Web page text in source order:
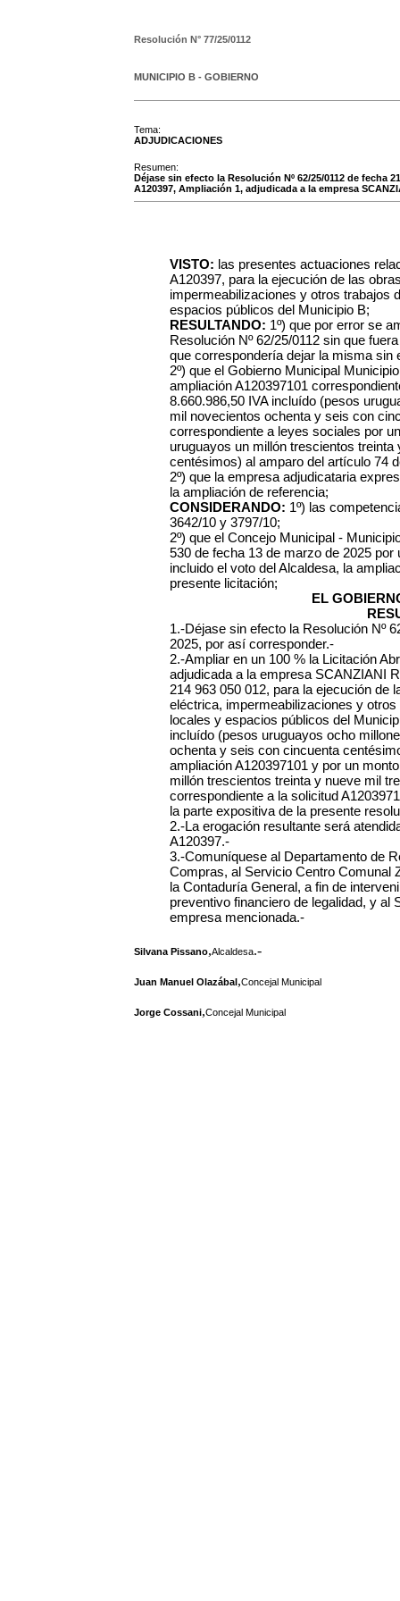
Resolución N° 77/25/0112
MUNICIPIO B - GOBIERNO
Tema:
ADJUDICACIONES
Resumen:
Déjase sin efecto la Resolución Nº 62/25/0112 de fecha
A120397, Ampliación 1, adjudicada a la empresa
VISTO: las presentes actuaciones
A120397, para la ejecución de las
impermeabilizaciones y otros trabajos
espacios públicos del Municipio B;
RESULTANDO: 1º) que por error se
Resolución Nº 62/25/0112 sin que
que correspondería dejar la misma sin
2º) que el Gobierno Municipal
ampliación A120397101
8.660.986,50 IVA incluído (pesos
mil novecientos ochenta y seis con
correspondiente a leyes sociales por
uruguayos un millón trescientos
centésimos) al amparo del artículo 74
2º) que la empresa adjudicataria
la ampliación de referencia;
CONSIDERANDO: 1º) las
3642/10 y 3797/10;
2º) que el Concejo Municipal -
530 de fecha 13 de marzo de 2025
incluido el voto del Alcaldesa, la
presente licitación;
EL
1.-Déjase sin efecto la Resolución Nº
2025, por así corresponder.-
2.-Ampliar en un 100 % la Licitación
adjudicada a la empresa SCANZIANI
214 963 050 012, para la ejecución de
eléctrica, impermeabilizaciones y
locales y espacios públicos del
incluído (pesos uruguayos ocho
ochenta y seis con cincuenta
ampliación A120397101 y por un
millón trescientos treinta y nueve mil
correspondiente a la solicitud
la parte expositiva de la presente
2.-La erogación resultante será
A120397.-
3.-Comuníquese al Departamento de
Compras, al Servicio Centro Comunal
la Contaduría General, a fin de
preventivo financiero de legalidad, y al
empresa mencionada.-
Silvana Pissano,Alcaldesa.-
Juan Manuel Olazábal,Concejal Municipal
Jorge Cossani,Concejal Municipal